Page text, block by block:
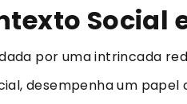
Social
por uma intrincada
desempenha um